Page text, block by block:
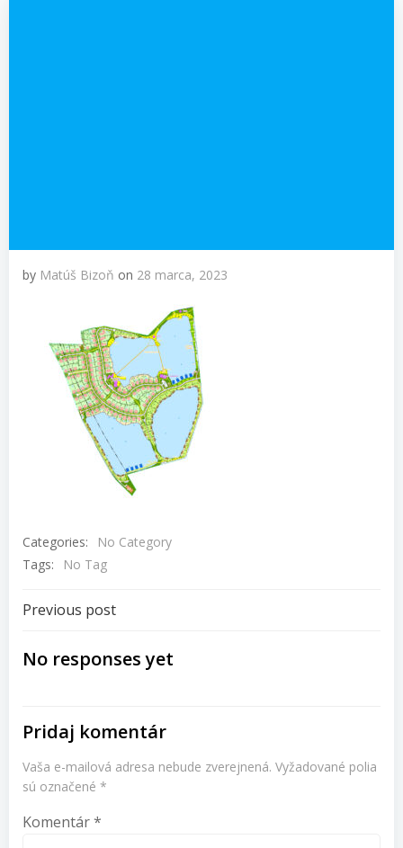
by Matúš Bizoň on 28 marca, 2023
Categories:
No Category
Tags:
No Tag
Navigácia
v
Previous post
No responses yet
Pridaj komentár
Vaša e-mailová adresa nebude zverejnená. Vyžadované polia
sú označené *
Komentár*